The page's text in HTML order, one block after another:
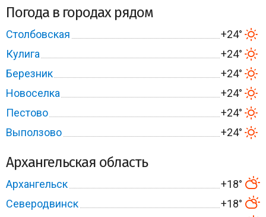
Погода в городах рядом
Столбовская
+24°
Кулига
+24°
Березник
+24°
Новоселка
+24°
Пестово
+24°
Выползово
+24°
Архангельская область
Архангельск
+18°
Северодвинск
+18°